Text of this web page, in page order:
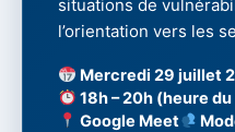
situations de
l’orientation vers les
Mercredi 29 juillet
18h – 20h (heure
Google Meet